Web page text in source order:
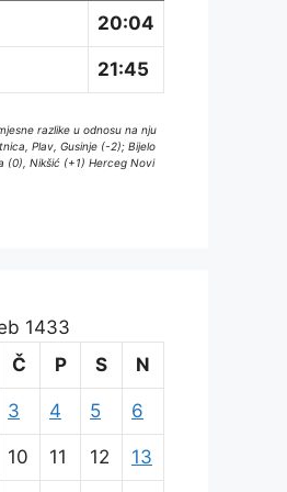
20:04
21:45
razlike u odnosu na nju
Plav, Gusinje (-2); Bijelo
(0), Nikšić (+1) Herceg Novi
1433
Č P S N
3 4 5 6
10 11 12 13